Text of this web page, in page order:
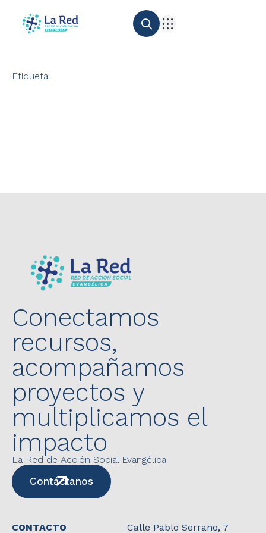
Etiqueta:
Conectamos
recursos,
acompañamos
proyectos y
multiplicamos el
impacto
La Red de Acción Social Evangélica
Contáctanos
CONTACTO
Calle Pablo Serrano, 7